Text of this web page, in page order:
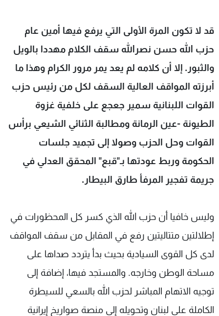
قد لا تكون المرة الأولى التي يرفع فيها أمين عام
حزب الله حسن نصرالله سقف الكلام مهددا بالويل
والثبور. إلا أن كلامه لم يعد يمر مرور الكرام وهذا ما
أبرزته المواقف العالية السقف لكل من رئيس حزب
القوات اللبنانية سمير جعجع على خلفية غزوة
الطيونة -عين الرمانة ومطالبة الثنائي الشيعي برأس
القوات وحل الحزب وصولا إلى تجميد جلسات
الحكومة وربط عودتها بـ"قبع" المحقق العدلي في
جريمة تفجير المرفأ طارق البيطار.
وليس خافيا أن حزب الله الذي كسر كل المحظورات في
إطلالتين متتاليتين رفع في المقابل من سقف المواقف
لدى كل القوى السيادية بحيث بدأ يتردد صداها على
مساحة الوطن وخارجه. والمستجد فيها، إضافة إلى
توجيه الاتهام المباشر لحزب الله بالسعي للسيطرة
الكاملة على لبنان وتحويله إلى منصة صواريخ إيرانية
عن MTV
لاعلاناتكم
وظائف
تواصل معنا
شروط الإسـتخدام
سياسة الخصوصية